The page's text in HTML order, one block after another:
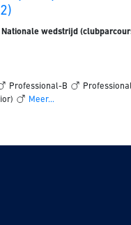
wedstrijd
Professional-B
Meer...